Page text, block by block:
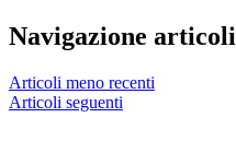
Navigazione articoli
Articoli meno recenti
Articoli seguenti